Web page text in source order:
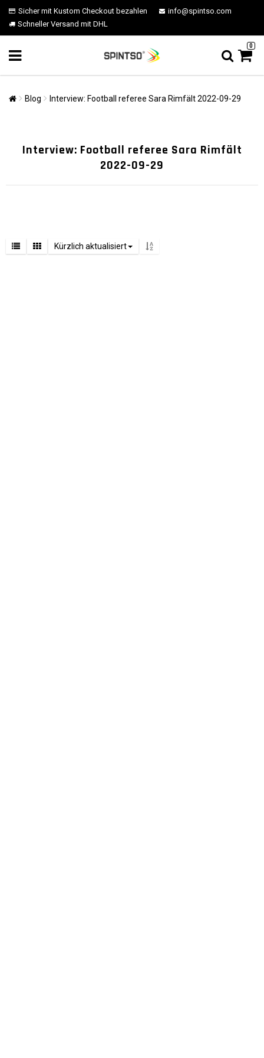
Sicher mit Kustom Checkout bezahlen
info@spintso.com
Schneller Versand mit DHL
0
Blog Interview: Football referee Sara Rimfält 2022-09-29
Interview: Football referee Sara Rimfält
2022-09-29
Kürzlich aktualisiert